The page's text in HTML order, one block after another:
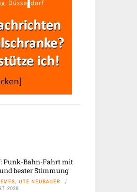
Punk-Bahn-Fahrt mit
bester Stimmung
UTE NEUBAUER
2026